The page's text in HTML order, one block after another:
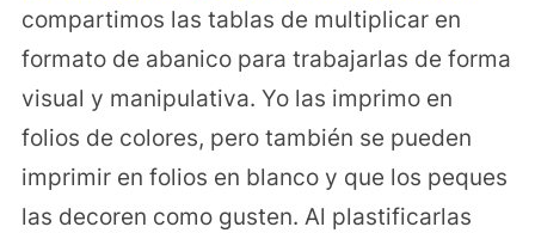
compartimos las tablas de multiplicar en
formato de abanico para trabajarlas de forma
visual y manipulativa. Yo las imprimo en
folios de colores, pero también se pueden
imprimir en folios en blanco y que los peques
las decoren como gusten. Al plastificarlas